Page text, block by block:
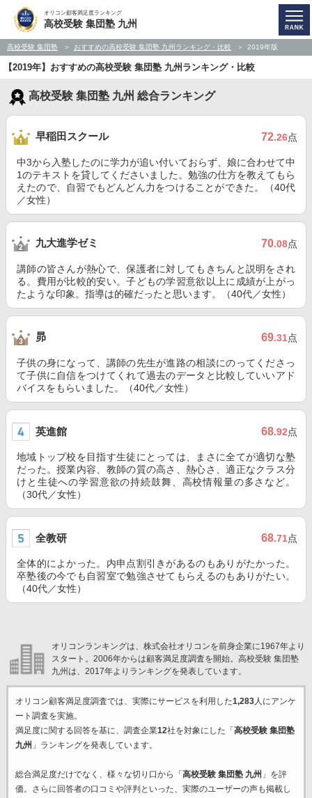
オリコン顧客満足度ランキング
高校受験 集団塾 九州
高校受験 集団塾 おすすめの高校受験 集団塾 九州ランキング・比較 2019年版
【2019年】おすすめの高校受験 集団塾 九州ランキング・比較
高校受験 集団塾 九州 総合ランキング
早稲田スクール 72.26点
中3から入塾したのに学力が追い付いておらず、娘に合わせて中
1のテキストを貸してくださいました。勉強の仕方を教えてもら
えたので、自習でもどんどん力をつけることができた。（40代
／女性）
九大進学ゼミ 70.08点
講師の皆さんが熱心で、保護者に対してもきちんと説明をされ
る。費用が比較的安い。子どもの学習意欲以上に成績が上がっ
たような印象。指導は的確だったと思います。（40代／女性）
昴 69.31点
子供の身になって、講師の先生が進路の相談にのってくださっ
て子供に自信をつけてくれて過去のデータと比較していいアド
バイスをもらいました。（40代／女性）
英進館 68.92点
地域トップ校を目指す生徒にとっては、まさに全てが適切な塾
だった。授業内容、教師の質の高さ、熱心さ、適正なクラス分
けと生徒への学習意欲の持続鼓舞、高校情報量の多さなど。
（30代／女性）
全教研 68.71点
全体的によかった。内申点割引きがあるのもありがたかった。
卒塾後の今でも自習室で勉強させてもらえるのもありがたい。
（40代／女性）
オリコンランキングは、株式会社オリコンを前身企業に1967年より
スタート。2006年からは顧客満足度調査を開始。高校受験 集団塾
九州は、2017年よりランキングを発表しています。
オリコン顧客満足度調査では、実際にサービスを利用した1,283人にアンケ
ート調査を実施。
満足度に関する回答を基に、調査企業12社を対象にした「 高校受験 集団塾
九州 」ランキングを発表しています。
総合満足度だけでなく、様々な切り口から「 高校受験 集団塾 九州 」を評
価。さらに回答者の口コミや評判といった、実際のユーザーの声も掲載し